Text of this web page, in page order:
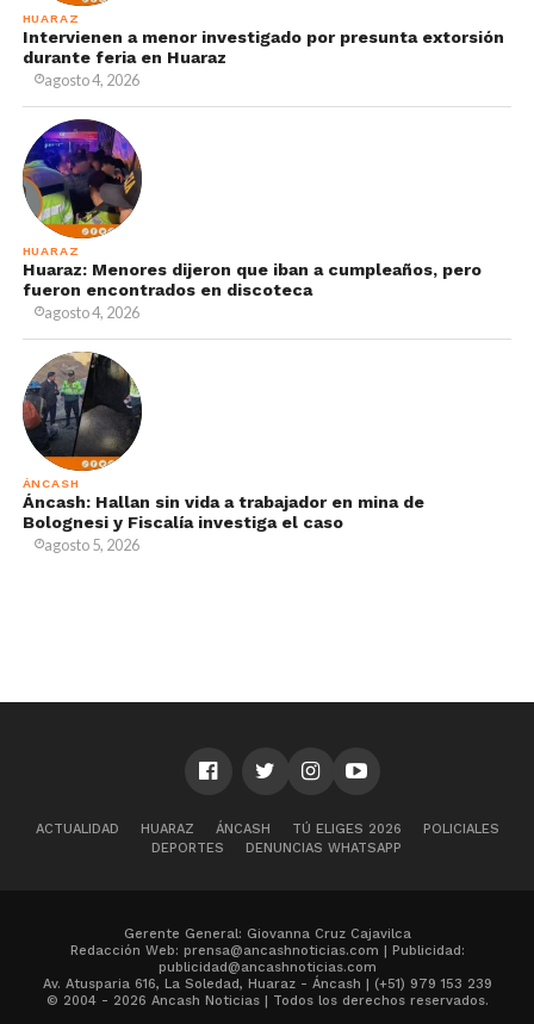
HUARAZ
Intervienen a menor investigado por presunta extorsión
durante feria en Huaraz
agosto 4, 2026
HUARAZ
Huaraz: Menores dijeron que iban a cumpleaños, pero
fueron encontrados en discoteca
agosto 4, 2026
ÁNCASH
Áncash: Hallan sin vida a trabajador en mina de
Bolognesi y Fiscalía investiga el caso
agosto 5, 2026
ACTUALIDAD HUARAZ ÁNCASH TÚ ELIGES 2026
POLICIALES
DEPORTES
DENUNCIAS WHATSAPP
Gerente General: Giovanna Cruz Cajavilca
Redacción Web: prensa@ancashnoticias.com | Publicidad:
publicidad@ancashnoticias.com
Av. Atusparia 616, La Soledad, Huaraz - Áncash | (+51) 979 153 239
© 2004 - 2026 Ancash Noticias | Todos los derechos reservados.